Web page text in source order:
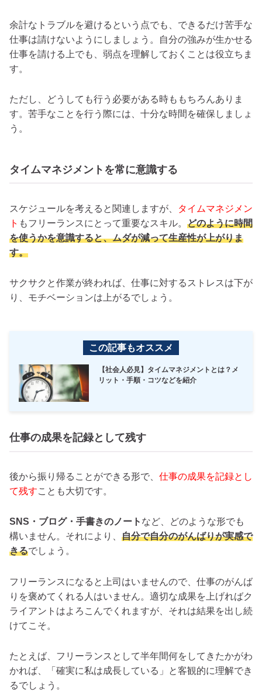
余計なトラブルを避けるという点でも、できるだけ苦手な
仕事は請けないようにしましょう。自分の強みが生かせる
仕事を請ける上でも、弱点を理解しておくことは役立ちま
す。
ただし、どうしても行う必要がある時ももちろんありま
す。苦手なことを行う際には、十分な時間を確保しましょ
う。
タイムマネジメントを常に意識する
スケジュールを考えると関連しますが、
タイムマネジメン
ト もフリーランスにとって重要なスキル。 どのように時間
を使うかを意識すると、ムダが減って生産性が上がりま
す。
サクサクと作業が終われば、仕事に対するストレスは下が
り、モチベーションは上がるでしょう。
この記事もオススメ
【社会人必見】タイムマネジメントとは？メ
リット・手順・コツなどを紹介
仕事の成果を記録として残す
後から振り帰ることができる形で、 仕事の成果を記録とし
て残すことも大切です。
SNS・ブログ・手書きのノート など、どのような形でも
構いません。それにより、 自分で自分のがんばりが実感で
きるでしょう。
フリーランスになると上司はいませんので、仕事のがんば
りを褒めてくれる人はいません。適切な成果を上げればク
ライアントはよろこんでくれますが、それは結果を出し続
けてこそ。
たとえば、フリーランスとして半年間何をしてきたかがわ
かれば、「確実に私は成長している」と客観的に理解でき
るでしょう。